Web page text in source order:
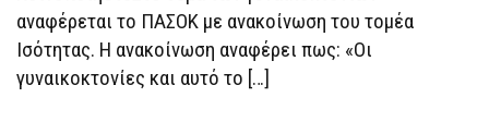
αναφέρεται το ΠΑΣΟΚ με ανακοίνωση του τομέα
Ισότητας. Η ανακοίνωση αναφέρει πως: «Oι
γυναικοκτονίες και αυτό το […]